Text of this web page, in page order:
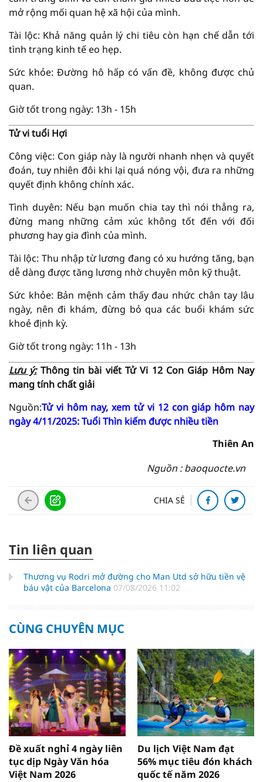
mở rộng mối quan hệ xã hội của mình.
Tài lộc: Khả năng quản lý chi tiêu còn hạn chế dẫn tới
tình trạng kinh tế eo hẹp.
Sức khỏe: Đường hô hấp có vấn đề, không được chủ
quan.
Giờ tốt trong ngày: 13h - 15h
Tử vi tuổi Hợi
Công việc: Con giáp này là người nhanh nhẹn và quyết
đoán, tuy nhiên đôi khi lại quá nóng vội, đưa ra những
quyết định không chính xác.
Tình duyên: Nếu bạn muốn chia tay thì nói thẳng ra,
đừng mang những cảm xúc không tốt đến với đối
phương hay gia đình của mình.
Tài lộc: Thu nhập từ lương đang có xu hướng tăng, bạn
dễ dàng được tăng lương nhờ chuyên môn kỹ thuật.
Sức khỏe: Bản mệnh cảm thấy đau nhức chân tay lâu
ngày, nên đi khám, đừng bỏ qua các buổi khám sức
khoẻ định kỳ.
Giờ tốt trong ngày: 11h - 13h
Lưu ý: Thông tin bài viếtTử Vi 12 Con Giáp Hôm Nay
mang tính chất giải
Nguồn:Tử vi hôm nay, xem tử vi 12 con giáp hôm nay
ngày 4/11/2025: Tuổi Thìn kiếm được nhiều tiền
Thiên An
Nguồn : baoquocte.vn
CHIA SẺ
Tin liên quan
Thương vụ Rodri mở đường cho Man Utd sở hữu tiền vệ
báu vật của Barcelona 07/08/2026 11:02
CÙNG CHUYÊN MỤC
Đề xuất nghỉ 4 ngày liên
tục dịp Ngày Văn hóa
Việt Nam 2026
Du lịch Việt Nam đạt
56% mục tiêu đón khách
quốc tế năm 2026